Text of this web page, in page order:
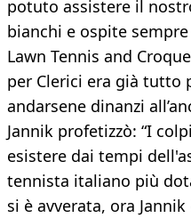
potuto assistere il
bianchi e ospite
Lawn Tennis and
per Clerici era già tutto
andarsene dinanzi
Jannik profetizzò: “I
esistere dai tempi
tennista italiano più
si è avverata, ora